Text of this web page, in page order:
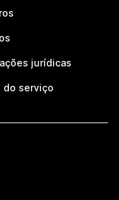
jurídicas
do serviço